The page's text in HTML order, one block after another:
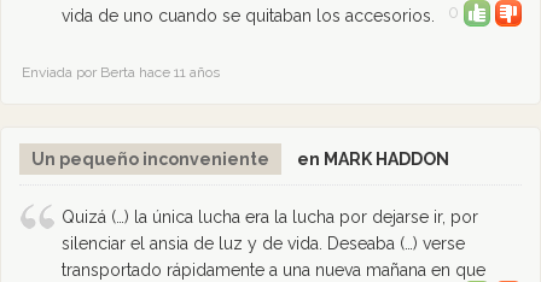
vida de uno cuando se quitaban los accesorios.
0
Enviada por Berta hace 11 años
Un pequeño inconveniente en MARK HADDON
Quizá (…) la única lucha era la lucha por dejarse ir, por
silenciar el ansia de luz y de vida. Deseaba (…) verse
transportado rápidamente a una nueva mañana en que